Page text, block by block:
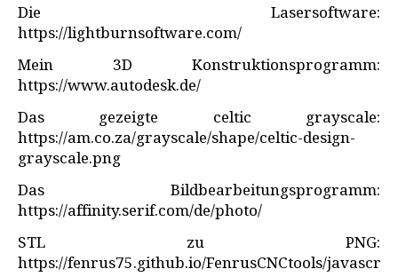
Die Lasersoftware:
https://lightburnsoftware.com/
Mein 3D Konstruktionsprogramm:
https://www.autodesk.de/
Das gezeigte celtic grayscale:
https://am.co.za/grayscale/shape/celtic-design-
grayscale.png
Das Bildbearbeitungsprogramm:
https://affinity.serif.com/de/photo/
STL zu PNG:
https://fenrus75.github.io/FenrusCNCtools/